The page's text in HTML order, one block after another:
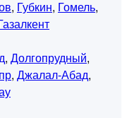
, Губкин, Гомель,
, Долгопрудный,
, Джалал-Абад,